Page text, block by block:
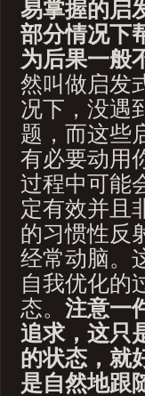
易掌握的启
部分情况下
为后果一般
然叫做启发
况下，没遇
题，而这些
有必要动用
过程中可能
定有效并且
的习惯性反
经常动脑。
自我优化的
态。 注意一
追求，这只
的状态，就
是自然地跟